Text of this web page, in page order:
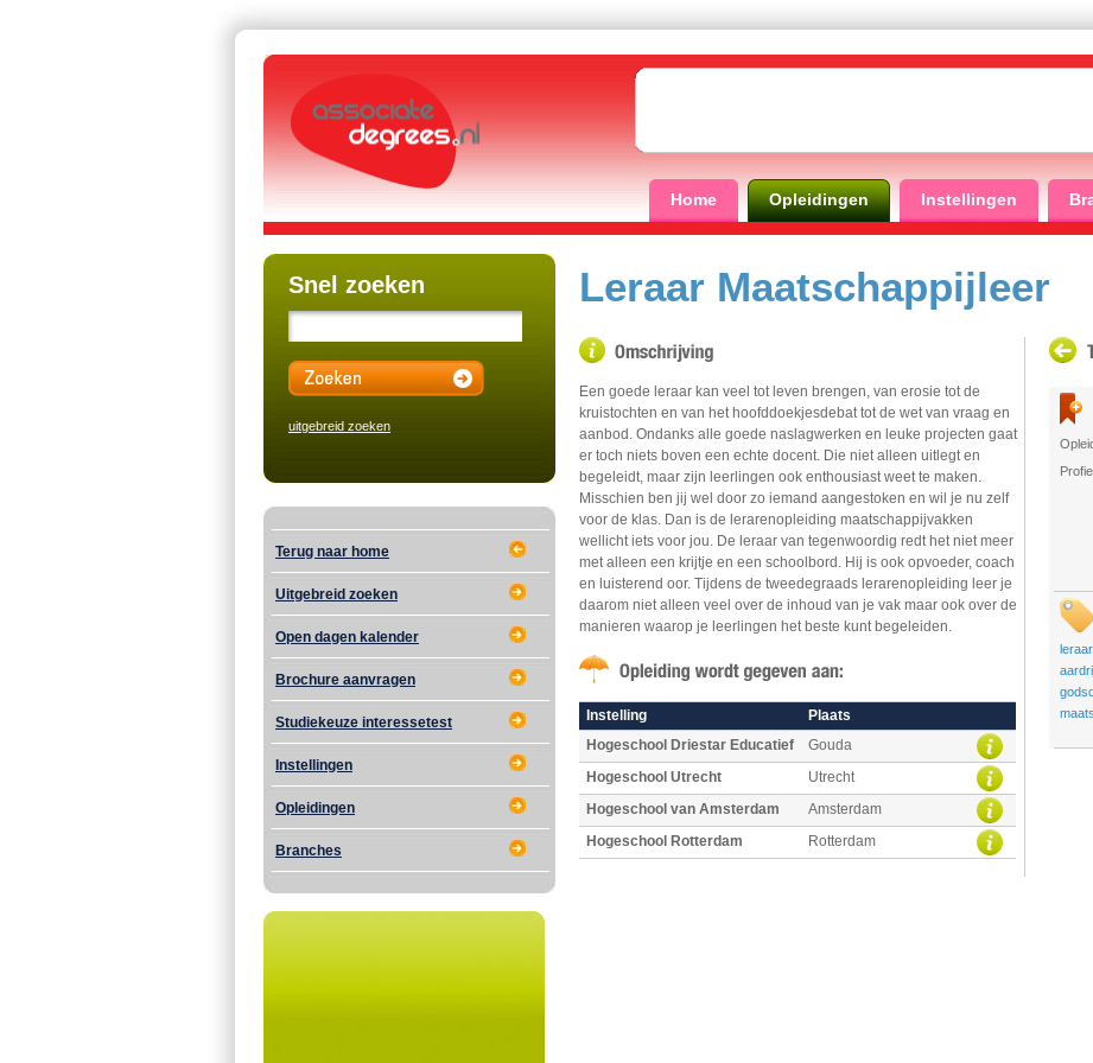
Home Opleidingen Instellingen
Snel zoeken
uitgebreid zoeken
Terug naar home
Uitgebreid zoeken
Open dagen kalender
Brochure aanvragen
Studiekeuze interessetest
Instellingen
Opleidingen
Branches
Leraar Maatschappijleer
Een goede leraar kan veel tot leven brengen, van erosie tot de
kruistochten en van het hoofddoekjesdebat tot de wet van vraag en
aanbod. Ondanks alle goede naslagwerken en leuke projecten gaat
er toch niets boven een echte docent. Die niet alleen uitlegt en
begeleidt, maar zijn leerlingen ook enthousiast weet te maken.
Misschien ben jij wel door zo iemand aangestoken en wil je nu zelf
voor de klas. Dan is de lerarenopleiding maatschappijvakken
wellicht iets voor jou. De leraar van tegenwoordig redt het niet meer
met alleen een krijtje en een schoolbord. Hij is ook opvoeder, coach
en luisterend oor. Tijdens de tweedegraads lerarenopleiding leer je
daarom niet alleen veel over de inhoud van je vak maar ook over de
manieren waarop je leerlingen het beste kunt begeleiden.
Instelling
Plaats
Hogeschool Driestar Educatief
Gouda
Hogeschool Utrecht
Utrecht
Hogeschool van Amsterdam
Amsterdam
Hogeschool Rotterdam
Rotterdam